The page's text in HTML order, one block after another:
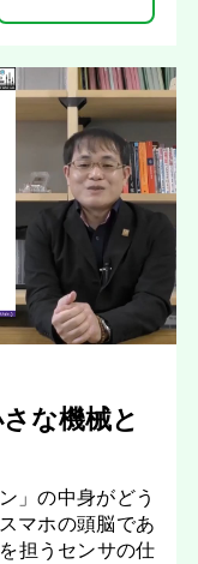
な機械と
」の中身がどう
マホの頭脳であ
担うセンサの仕